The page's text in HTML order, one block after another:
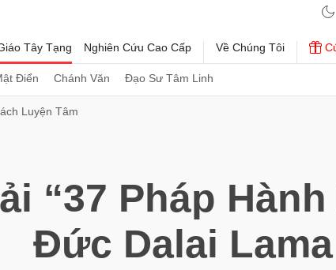
Tây Tạng
Điển Chánh Văn Đạo Sư Tâm Linh
Nghiên Cứu Cao Cấp Về Chúng Tôi
Luyện Tâm
“37 Pháp
Đức Dalai Lama